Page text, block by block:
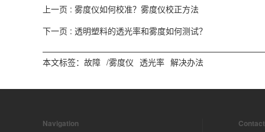
上一页 : 雾度仪如何校准？雾度仪校正方法
下一页 : 透明塑料的透光率和雾度如何测试？
本文标签： 故障 /雾度仪 透光率 解决办法
Navigation